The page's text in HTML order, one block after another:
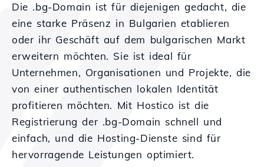
Die .bg-Domain ist für diejenigen gedacht, die
eine starke Präsenz in Bulgarien etablieren
oder ihr Geschäft auf dem bulgarischen Markt
erweitern möchten. Sie ist ideal für
Unternehmen, Organisationen und Projekte, die
von einer authentischen lokalen Identität
profitieren möchten. Mit Hostico ist die
Registrierung der .bg-Domain schnell und
einfach, und die Hosting-Dienste sind für
hervorragende Leistungen optimiert.